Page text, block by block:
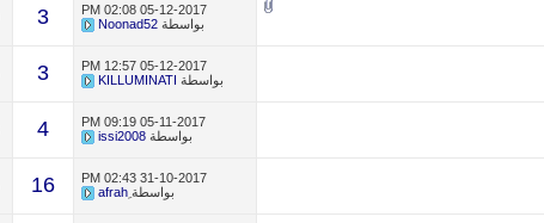
05-12-2017
02:08 PM
بواسطةNoonad52
3
05-12-2017
12:57 PM
بواسطة KILLUMINATI
3
05-11-2017
09:19 PM
بواسطةissi2008
4
31-10-2017
02:43 PM
بواسطة
ِafrah 16